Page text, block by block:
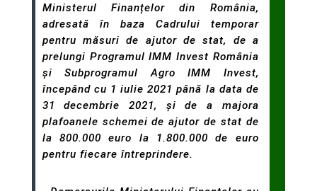
Ministerul Finanțelor din România,
adresată în baza Cadrului temporar
pentru măsuri de ajutor de stat, de a
prelungi Programul IMM Invest România
și Subprogramul Agro IMM Invest,
începând cu 1 iulie 2021 până la data de
31 decembrie 2021, și de a majora
plafoanele schemei de ajutor de stat de
la 800.000 euro la 1.800.000 de euro
pentru fiecare întreprindere.